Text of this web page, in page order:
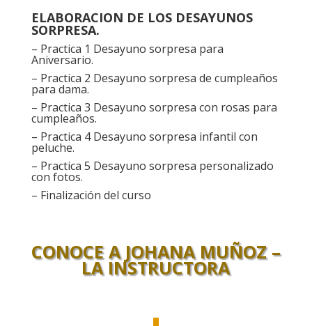
ELABORACION DE LOS DESAYUNOS
SORPRESA.
– Practica 1 Desayuno sorpresa para
Aniversario.
– Practica 2 Desayuno sorpresa de cumpleaños
para dama.
– Practica 3 Desayuno sorpresa con rosas para
cumpleaños.
– Practica 4 Desayuno sorpresa infantil con
peluche.
– Practica 5 Desayuno sorpresa personalizado
con fotos.
– Finalización del curso
CONOCE A JOHANA MUÑOZ–
LA INSTRUCTORA